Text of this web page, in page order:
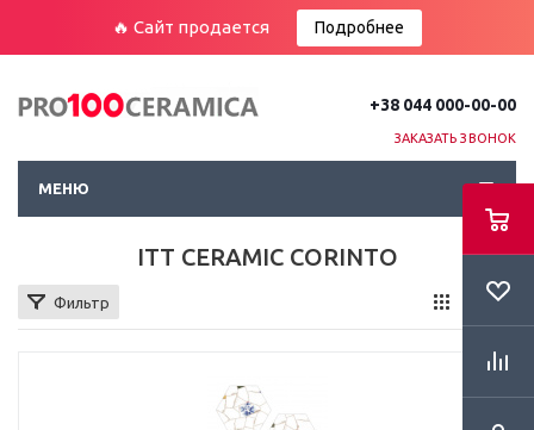
🔥 Сайт продается Подробнее
+38 044 000-00-00
ЗАКАЗАТЬ ЗВОНОК
МЕНЮ
ITT CERAMIC CORINTO
Фильтр